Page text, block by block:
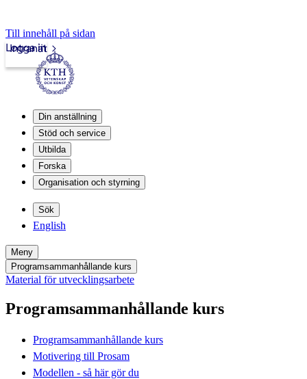
Till innehåll på sidan
Intranät
Logga in
Din anställning
Stöd och service
Utbilda
Forska
Organisation och styrning
Sök
English
Meny
Programsammanhållande kurs
Material för utvecklingsarbete
Programsammanhållande kurs
Programsammanhållande kurs
Motivering till Prosam
Modellen - så här gör du